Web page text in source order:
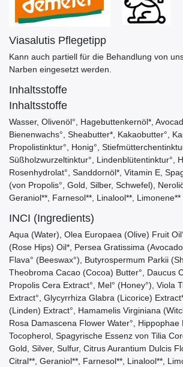
Viasalutis Pflegetipp
Kann auch partiell für die Behandlung von
Narben eingesetzt werden.
Inhaltsstoffe
Inhaltsstoffe
Wasser, Olivenöl°, Hagebuttenkernöl*,
Bienenwachs°, Sheabutter*, Kakaobutter°,
Propolistinktur°, Honig°,
Süßholzwurzeltinktur°, Lindenblütentinktur°,
Rosenhydrolat°, Sanddornöl*, Vitamin E,
(von Propolis°, Gold, Silber, Schwefel),
Geraniol**, Farnesol**, Linalool**, Limonene**
INCI (Ingredients)
Aqua (Water), Olea Europaea (Olive) Fruit
(Rose Hips) Oil*, Persea Gratissima
Flava° (Beeswax°), Butyrospermum Parkii
Theobroma Cacao (Cocoa) Butter°, Daucus
Propolis Cera Extract°, Mel° (Honey°), Viola
Extract°, Glycyrrhiza Glabra (Licorice)
(Linden) Extract°, Hamamelis Virginiana
Rosa Damascena Flower Water°, Hippophae
Tocopherol, Spagyrische Essenz von Tilia
Gold, Silver, Sulfur, Citrus Aurantium Dulcis
Citral**, Geraniol**, Farnesol**, Linalool**,